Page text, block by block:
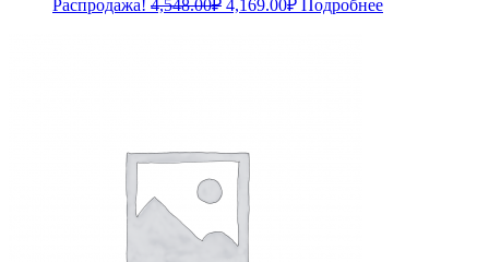
Распродажа! 4,548.00₽ 4,169.00₽ Подробнее